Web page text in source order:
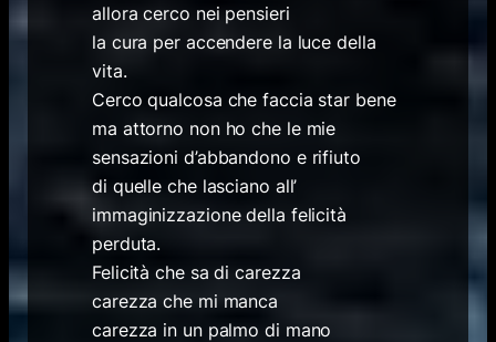
allora cerco nei pensieri
la cura per accendere la luce della
vita.
Cerco qualcosa che faccia star bene
ma attorno non ho che le mie
sensazioni d’abbandono e rifiuto
di quelle che lasciano all’
immaginizzazione della felicità
perduta.
Felicità che sa di carezza
carezza che mi manca
carezza in un palmo di mano